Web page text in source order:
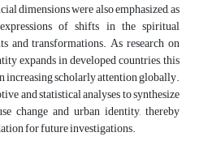
dimensions were also emphasized, as
of shifts in the spiritual
and transformations. As research on
expands in developed countries, this
increasing scholarly attention globally.
and statistical analyses to synthesize
change and urban identity, thereby
for future investigations.